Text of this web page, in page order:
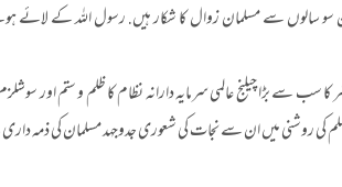
سو سالوں سے مسلمان زوال کا شکار ہیں. رسول اللہ کے لائے
سب سے بڑا چیلنج عالمی سرمایہ دارانہ نظام کا ظلم و ستم
کی روشنی میں ان سے نجات کی شعوری جدوجہد مسلمان کی ذمہ